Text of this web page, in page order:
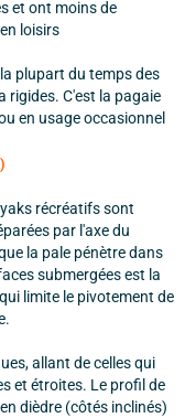
et ont moins de
loisirs
plupart du temps des
rigides. C'est la pagaie
en usage occasionnel
récréatifs sont
par l'axe du
la pale pénètre dans
submergées est la
limite le pivotement de
allant de celles qui
et étroites. Le profil de
dièdre (côtés inclinés)